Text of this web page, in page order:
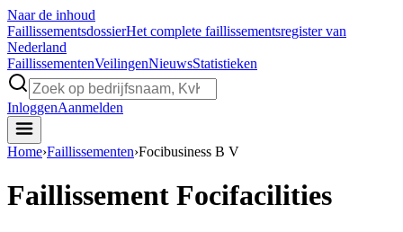
Naar de inhoud
FaillissementsdossierHet complete faillissementsregister van
Nederland
FaillissementenVeilingenNieuwsStatistieken
InloggenAanmelden
Home›Faillissementen›Focibusiness B V
Faillissement Focifacilities